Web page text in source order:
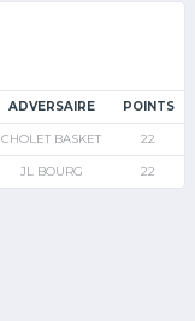
ADVERSAIRE POINTS
CHOLET BASKET 22
JL BOURG 22